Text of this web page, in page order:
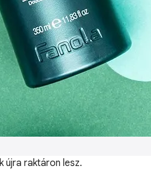
újra raktáron lesz.